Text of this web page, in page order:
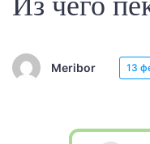
Meribor 13